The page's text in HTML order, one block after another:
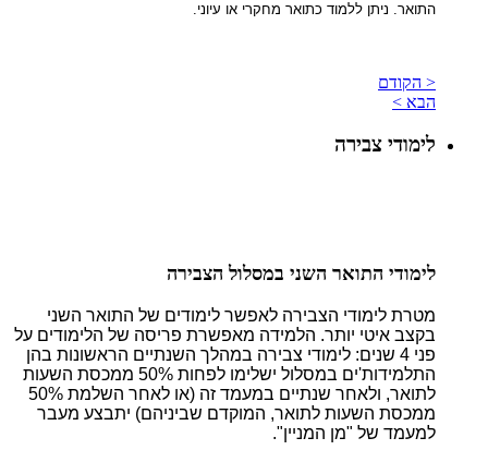
התואר. ניתן ללמוד כתואר מחקרי או עיוני.
< הקודם
הבא >
לימודי צבירה
לימודי התואר השני במסלול הצבירה
מטרת לימודי הצבירה לאפשר לימודים של התואר השני
בקצב איטי יותר. הלמידה מאפשרת פריסה של הלימודים על
פני 4 שנים: לימודי צבירה במהלך השנתיים הראשונות בהן
התלמידות'ים במסלול ישלימו לפחות 50% ממכסת השעות
לתואר, ולאחר שנתיים במעמד זה (או לאחר השלמת 50%
ממכסת השעות לתואר, המוקדם שביניהם) יתבצע מעבר
למעמד של "מן המניין".